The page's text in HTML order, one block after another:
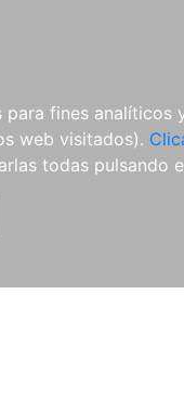
fines
web visitados).
todas pulsando
Y EDICIONES